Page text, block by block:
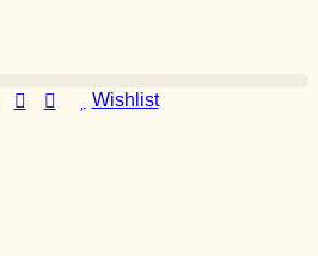
Wishlist